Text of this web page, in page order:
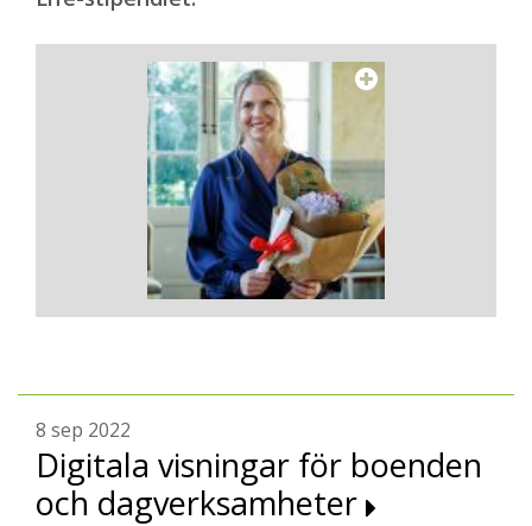
8 sep 2022
Digitala visningar för boenden
och dagverksamheter